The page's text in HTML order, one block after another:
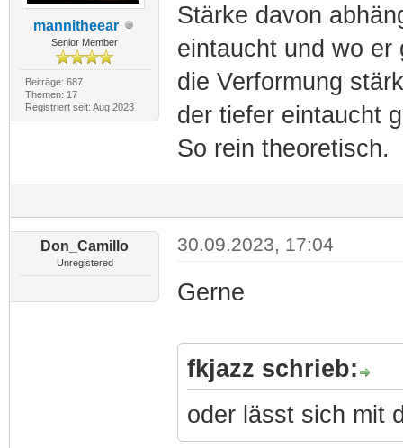
mannitheear
Senior Member
Beiträge: 687
Themen: 17
Registriert seit: Aug 2023
Stärke davon
eintaucht und wo er
die Verformung
der tiefer eintaucht
So rein theoretisch.
Don_Camillo
Unregistered
30.09.2023, 17:04
Gerne
fkjazz schrieb:
oder lässt sich mit